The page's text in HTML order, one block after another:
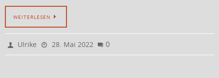
WEITERLESEN
Ulrike 28. Mai 2022 0